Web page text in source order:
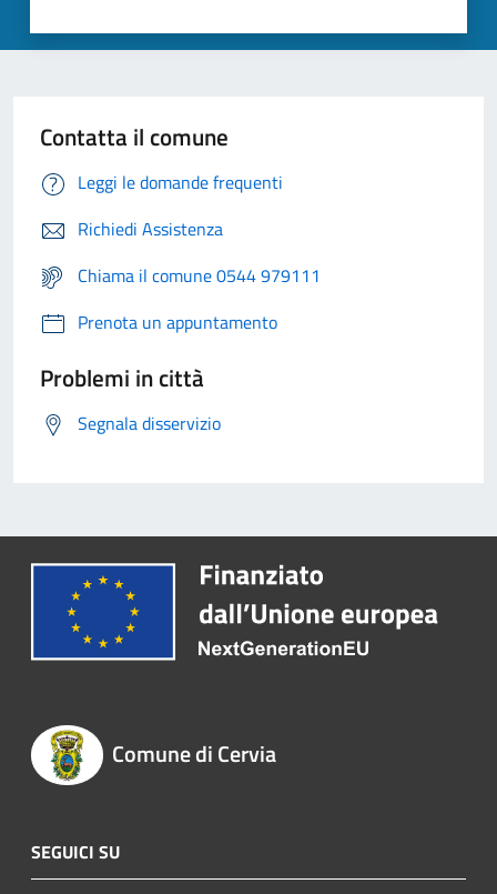
Contatta il comune
Leggi le domande frequenti
Richiedi Assistenza
Chiama il comune 0544 979111
Prenota un appuntamento
Problemi in città
Segnala disservizio
Comune di Cervia
SEGUICI SU